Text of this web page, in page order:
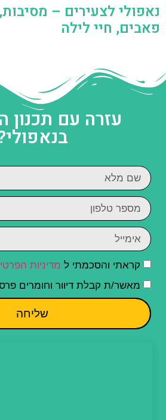
נאפולי לצעירים –
פאבים, חיי לילה
עזרה עם תכנון
קראתי והסכמתי ל מדיניות
מאשר/ת קבלת דיוור וחומרים
שליחה